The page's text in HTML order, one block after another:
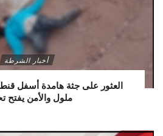
أخبار الشرطة
العثور على جثة هامدة أسفل
ملول والأمن يفتح